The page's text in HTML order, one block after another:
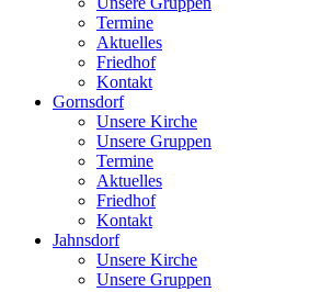
Termine
Aktuelles
Friedhof
Kontakt
Gornsdorf
Unsere Kirche
Unsere Gruppen
Termine
Aktuelles
Friedhof
Kontakt
Jahnsdorf
Unsere Kirche
Unsere Gruppen